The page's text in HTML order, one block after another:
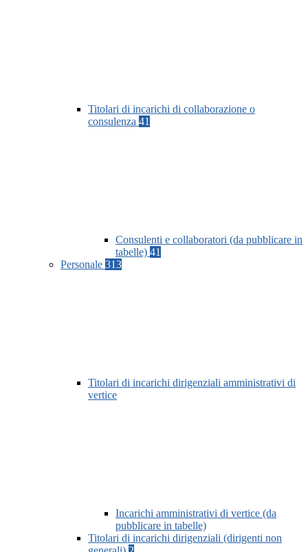
Titolari di incarichi di collaborazione o
consulenza 41
Consulenti e collaboratori (da pubblicare in
tabelle) 41
Personale 313
Titolari di incarichi dirigenziali amministrativi di
vertice
Incarichi amministrativi di vertice (da
pubblicare in tabelle)
Titolari di incarichi dirigenziali (dirigenti non